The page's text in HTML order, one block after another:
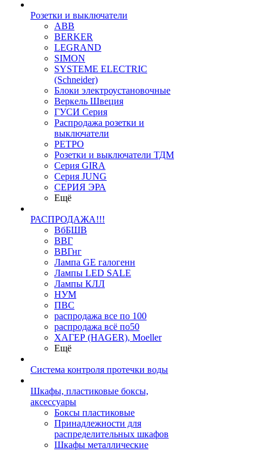
Розетки и выключатели
ABB
BERKER
LEGRAND
SIMON
SYSTEME ELECTRIC
(Schneider)
Блоки электроустановочные
Веркель Швеция
ГУСИ Серия
Распродажа розетки и
выключатели
РЕТРО
Розетки и выключатели ТДМ
Серия GIRA
Серия JUNG
СЕРИЯ ЭРА
Ещё
РАСПРОДАЖА!!!
ВбБШВ
ВВГ
ВВГнг
Лампа GE галогенн
Лампы LED SALE
Лампы КЛЛ
НУМ
ПВС
распродажа все по 100
распродажа всё по50
ХАГЕР (HAGER), Moeller
Ещё
Система контроля протечки воды
Шкафы, пластиковые боксы,
аксессуары
Боксы пластиковые
Принадлежности для
распределительных шкафов
Шкафы металлические